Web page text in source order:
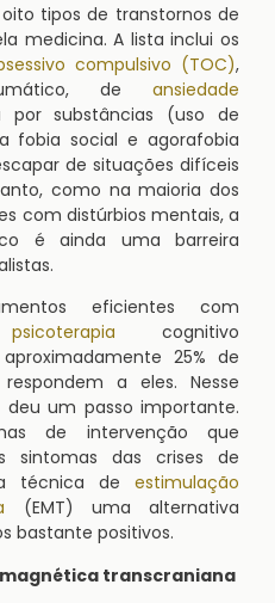
tipos de transtornos de
medicina. A lista inclui os
compulsivo (TOC),
de ansiedade
por substâncias (uso de
fobia social e agorafobia
de situações difíceis
como na maioria dos
com distúrbios mentais, a
é ainda uma barreira
eficientes com
psicoterapia cognitivo
25% de
a eles. Nesse
um passo importante.
de intervenção que
sintomas das crises de
técnica de estimulação
(EMT) uma alternativa
bastante positivos.
transcraniana